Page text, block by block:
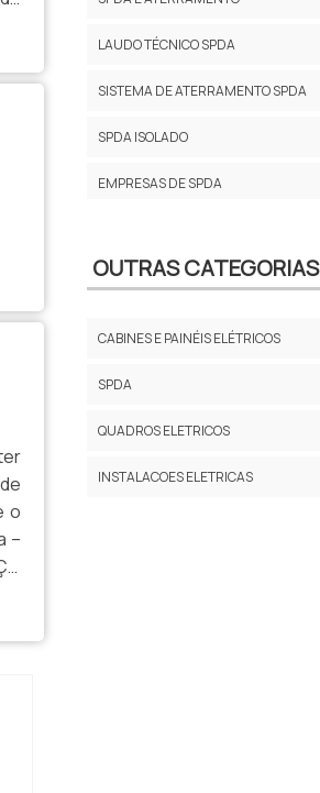
o
–
LAUDO TÉCNICO SPDA
SISTEMA DE ATERRAMENTO SPDA
SPDA ISOLADO
EMPRESAS DE SPDA
PREÇO PROJETO SPDA
OUTRAS CATEGORIAS
CABINES E PAINÉIS ELÉTRICOS
SPDA
QUADROS ELETRICOS
INSTALACOES ELETRICAS